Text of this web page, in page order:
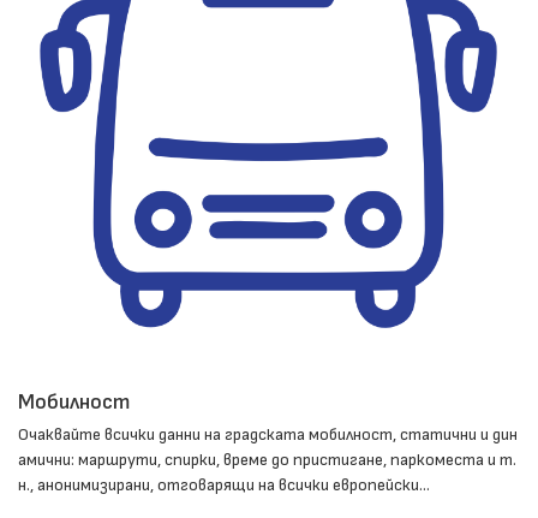
Мобилност
Очаквайте всички данни на градската мобилност, статични и дин
амични: маршрути, спирки, време до пристигане, паркоместа и т.
н., анонимизирани, отговарящи на всички европейски...